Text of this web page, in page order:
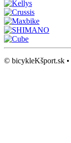
© bicykleKšport.sk •